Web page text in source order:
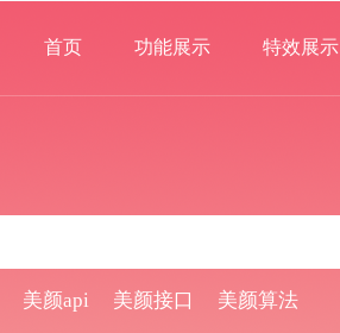
首页 功能展示 特效展示
美颜api 美颜接口 美颜算法